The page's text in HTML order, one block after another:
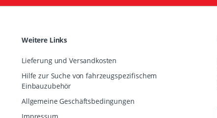
Weitere Links
Lieferung und Versandkosten
Hilfe zur Suche von fahrzeugspezifischem
Einbauzubehör
Allgemeine Geschäftsbedingungen